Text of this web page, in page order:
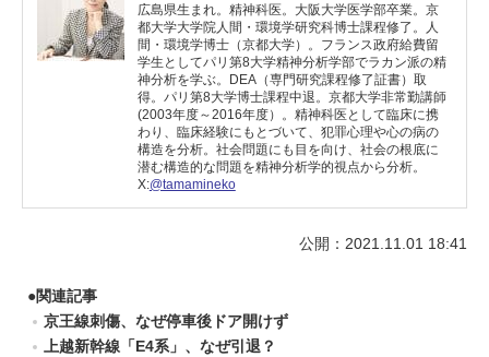
広島県生まれ。精神科医。大阪大学医学部卒業。京
都大学大学院人間・環境学研究科博士課程修了。人
間・環境学博士（京都大学）。フランス政府給費留
学生としてパリ第8大学精神分析学部でラカン派の精
神分析を学ぶ。DEA（専門研究課程修了証書）取
得。パリ第8大学博士課程中退。京都大学非常勤講師
(2003年度～2016年度）。精神科医として臨床に携
わり、臨床経験にもとづいて、犯罪心理や心の病の
構造を分析。社会問題にも目を向け、社会の根底に
潜む構造的な問題を精神分析学的視点から分析。
X:@tamamineko
公開：2021.11.01 18:41
●関連記事
京王線刺傷、なぜ停車後ドア開けず
上越新幹線「E4系」、なぜ引退？